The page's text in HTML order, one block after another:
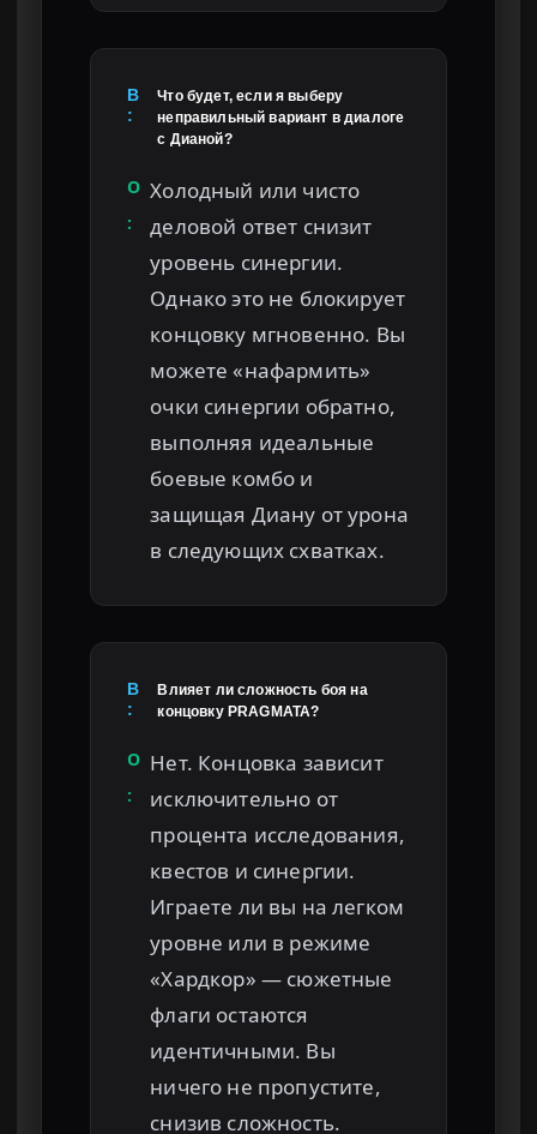
В
:
Что будет, если я выберу
неправильный вариант в диалоге
с Дианой?
О
:
Холодный или чисто
деловой ответ снизит
уровень синергии.
Однако это не блокирует
концовку мгновенно. Вы
можете «нафармить»
очки синергии обратно,
выполняя идеальные
боевые комбо и
защищая Диану от урона
в следующих схватках.
В
:
Влияет ли сложность боя на
концовку PRAGMATA?
О
:
Нет. Концовка зависит
исключительно от
процента исследования,
квестов и синергии.
Играете ли вы на легком
уровне или в режиме
«Хардкор» — сюжетные
флаги остаются
идентичными. Вы
ничего не пропустите,
снизив сложность.